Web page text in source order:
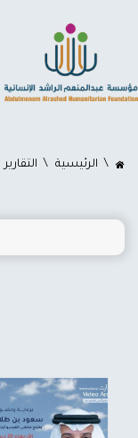
اﻟﺮﺋﻴﺴﻴﺔ التقارير